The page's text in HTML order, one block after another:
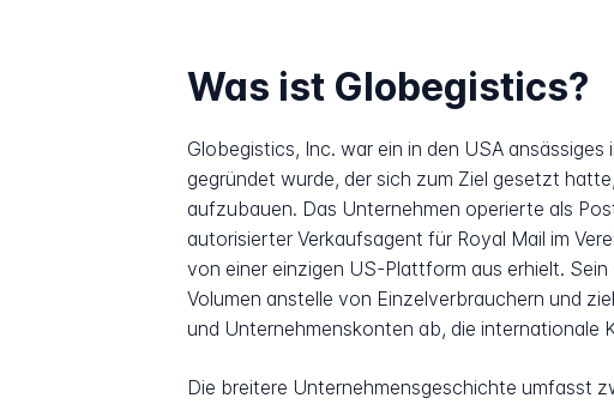
Was ist Globegistics?
Globegistics, Inc. war ein in den USA
gegründet wurde, der sich zum Ziel gesetzt
aufzubauen. Das Unternehmen operierte als
autorisierter Verkaufsagent für Royal Mail im
von einer einzigen US-Plattform aus erhielt.
Volumen anstelle von Einzelverbrauchern und
und Unternehmenskonten ab, die internationale
Die breitere Unternehmensgeschichte umfasst